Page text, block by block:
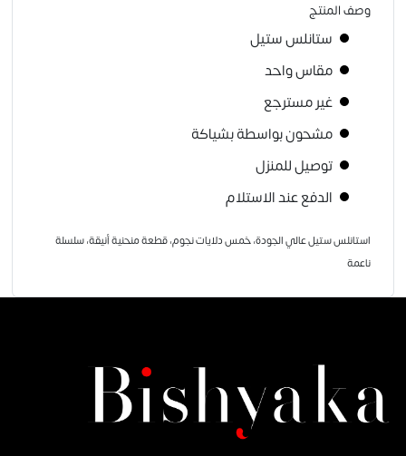
وصف المنتج
ستانلس ستيل
مقاس واحد
غير مسترجع
مشحون بواسطة بشياكة
توصيل للمنزل
الدفع عند الاستلام
استانلس ستيل عالي الجودة، خمس دلايات نجوم، قطعة منحنية أنيقة، سلسلة
ناعمة